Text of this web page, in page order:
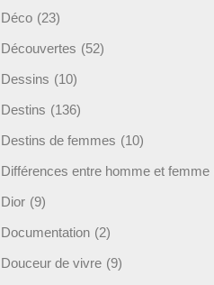
Déco (23)
Découvertes (52)
Dessins (10)
Destins (136)
Destins de femmes (10)
Différences entre homme et femme
Dior (9)
Documentation (2)
Douceur de vivre (9)